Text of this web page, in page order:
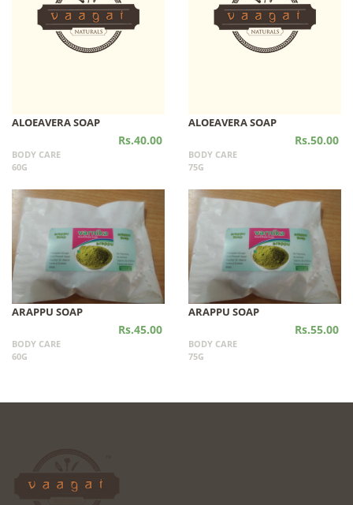
ALOEAVERA SOAP
Rs.40.00
BODY CARE
60G
ALOEAVERA SOAP
Rs.50.00
BODY CARE
75G
ARAPPU SOAP
Rs.45.00
BODY CARE
60G
ARAPPU SOAP
Rs.55.00
BODY CARE
75G